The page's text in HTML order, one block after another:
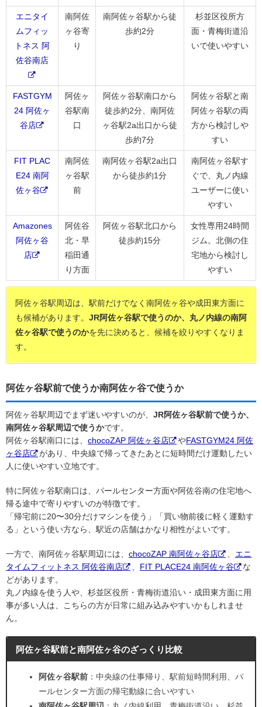
エニタイ
ムフィッ
トネス 阿
佐谷南店
南阿佐
ヶ谷寄
り
南阿佐ヶ谷駅から徒
歩約2分
杉並区役所方
面・青梅街道沿
いで使いやすい
FASTGYM
24 阿佐ヶ
谷店
阿佐ヶ
谷駅南
口
阿佐ヶ谷駅南口から
徒歩約2分、南阿佐
ヶ谷駅2a出口から徒
歩約7分
阿佐ヶ谷駅と南
阿佐ヶ谷駅の両
方から検討しや
すい
FIT PLAC
E24 南阿
佐ヶ谷
南阿佐
ヶ谷駅
前
南阿佐ヶ谷駅2a出口
から徒歩約1分
南阿佐ヶ谷駅す
ぐで、丸ノ内線
ユーザーに使い
やすい
Amazones
阿佐ヶ谷
店
阿佐谷
北・早
稲田通
り方面
阿佐ヶ谷駅北口から
徒歩約15分
女性専用24時間
ジム。北側の住
宅地から検討し
やすい
阿佐ヶ谷駅周辺は、駅前だけでなく南阿佐ヶ谷や成田東方面に
も候補があります。 JR阿佐ヶ谷駅で使うのか、丸ノ内線の南阿
佐ヶ谷駅で使うのかを先に決めると、候補を絞りやすくなりま
す。
阿佐ヶ谷駅前で使うか南阿佐ヶ谷で使うか
阿佐ヶ谷駅周辺でまず迷いやすいのが、 JR阿佐ヶ谷駅前で使うか、
南阿佐ヶ谷駅周辺で使うかです。
阿佐ヶ谷駅南口には、 chocoZAP 阿佐ヶ谷店 やFASTGYM24 阿佐
ヶ谷店
があり、中央線で帰ってきたあとに短時間だけ運動したい
人に使いやすい立地です。
特に阿佐ヶ谷駅南口は、パールセンター方面や阿佐谷南の住宅地へ
帰る途中で寄りやすいのが特徴です。
「帰宅前に20〜30分だけマシンを使う」「買い物前後に軽く運動す
る」という使い方なら、駅近の店舗はかなり相性がよいです。
一方で、南阿佐ヶ谷駅周辺には、 chocoZAP 南阿佐ヶ谷店
エニ
タイムフィットネス 阿佐谷南店
FIT PLACE24 南阿佐ヶ谷
な
どがあります。
丸ノ内線を使う人や、杉並区役所・青梅街道沿い・成田東方面に用
事が多い人は、こちらの方が日常に組み込みやすいかもしれませ
ん。
阿佐ヶ谷駅前と南阿佐ヶ谷のざっくり比較
阿佐ヶ谷駅前 ：中央線の仕事帰り、駅前短時間利用、パ
ールセンター方面の帰宅動線に合いやすい